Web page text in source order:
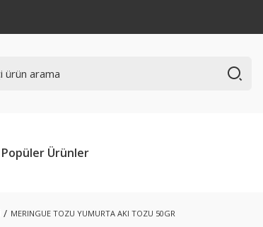
Popüler Ürünler
MERINGUE TOZU YUMURTA AKI TOZU 50GR